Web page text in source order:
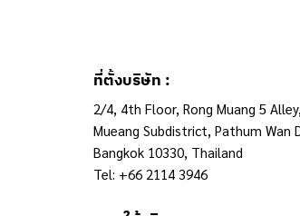
ที่ตั้งบริษัท :
2/4, 4th Floor, Rong Muang 5
Mueang Subdistrict, Pathum Wan
Bangkok 10330, Thailand
Tel: +66 2114 3946